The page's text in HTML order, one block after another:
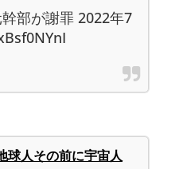
部が謝罪 2022年7
人その前に宇宙人